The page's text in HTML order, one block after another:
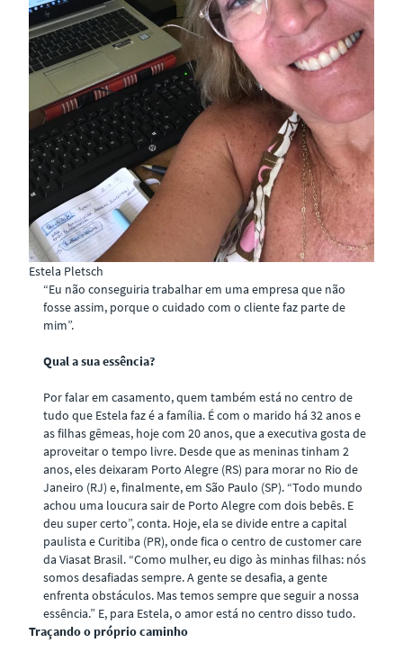
Estela Pletsch
“Eu não conseguiria trabalhar em uma empresa que não
fosse assim, porque o cuidado com o cliente faz parte de
mim”.
Qual a sua essência?
Por falar em casamento, quem também está no centro de
tudo que Estela faz é a família. É com o marido há 32 anos e
as filhas gêmeas, hoje com 20 anos, que a executiva gosta de
aproveitar o tempo livre. Desde que as meninas tinham 2
anos, eles deixaram Porto Alegre (RS) para morar no Rio de
Janeiro (RJ) e, finalmente, em São Paulo (SP). “Todo mundo
achou uma loucura sair de Porto Alegre com dois bebês. E
deu super certo”, conta. Hoje, ela se divide entre a capital
paulista e Curitiba (PR), onde fica o centro de customer care
da Viasat Brasil. “Como mulher, eu digo às minhas filhas: nós
somos desafiadas sempre. A gente se desafia, a gente
enfrenta obstáculos. Mas temos sempre que seguir a nossa
essência.” E, para Estela, o amor está no centro disso tudo.
Traçando o próprio caminho